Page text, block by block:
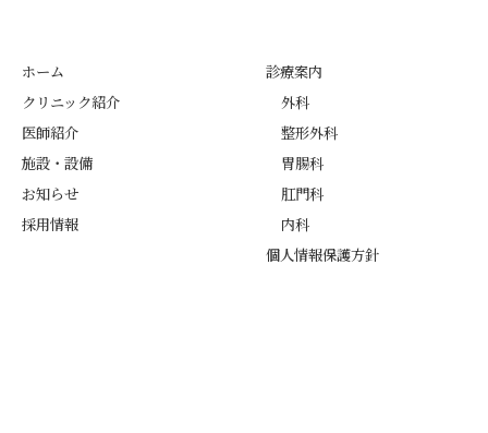
ホーム
クリニック紹介
医師紹介
施設・設備
お知らせ
採用情報
診療案内
外科
整形外科
胃腸科
肛門科
内科
個人情報保護方針